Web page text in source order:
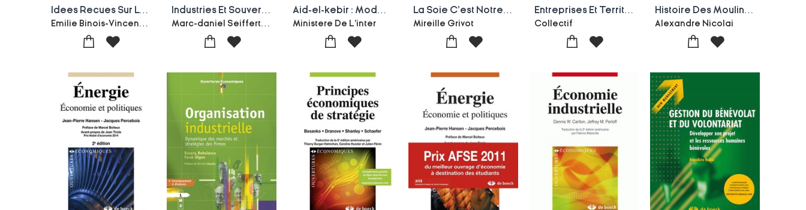
Idees Recues Sur La Reindustrialisation
Ministere De L'inter Mireille Grivot Collectif Alexandre Nicolai